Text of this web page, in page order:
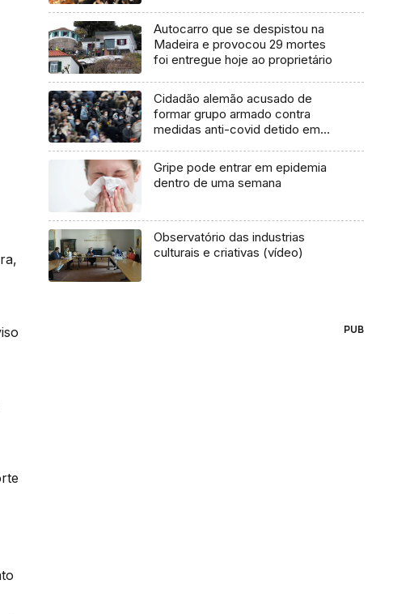
Autocarro que se despistou na
Madeira e provocou 29 mortes
foi entregue hoje ao proprietário
Cidadão alemão acusado de
formar grupo armado contra
medidas anti-covid detido em
Gripe pode entrar em epidemia
dentro de uma semana
Observatório das industrias
culturais e criativas (vídeo)
PUB